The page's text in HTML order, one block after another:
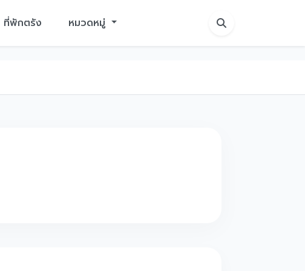
ที่พักตรัง หมวดหมู่